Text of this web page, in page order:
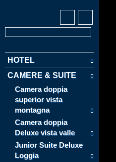
HOTEL
CAMERE & SUITE
Camera doppia
superior vista
montagna
Camera doppia
Deluxe vista valle
Junior Suite Deluxe
Loggia